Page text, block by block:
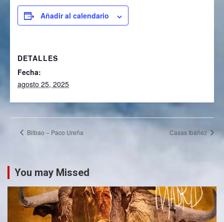
Añadir al calendario
DETALLES
Fecha:
agosto 25, 2025
Bilbao – Paco Ureña Casas Ibáñez
You may Missed